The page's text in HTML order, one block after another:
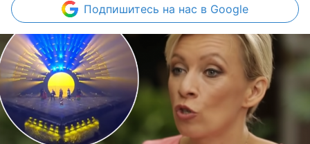
Подпишитесь на нас в Google